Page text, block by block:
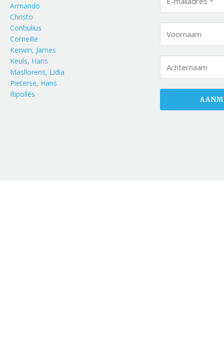
Armando
Christo
Conbulius
Corneille
Kerwin, James
Keuls, Hans
Masllorens, Lidia
Pieterse, Hans
Ripollés